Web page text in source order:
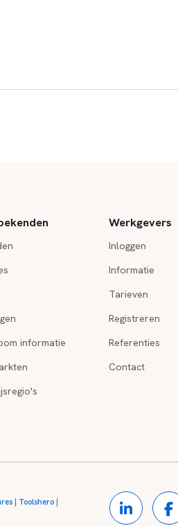
informatie
Werkgevers
Inloggen
Informatie
Tarieven
Registreren
Referenties
Contact
| Toolshero|